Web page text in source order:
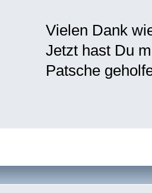
Vielen Dank
Jetzt hast Du
Patsche